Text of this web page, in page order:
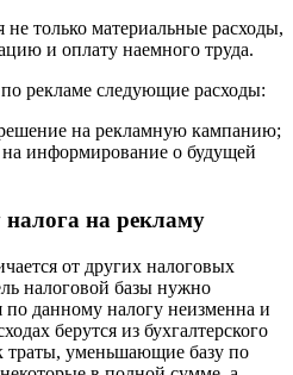
не только материальные расходы,
и оплату наемного труда.
рекламе следующие расходы:
на рекламную кампанию;
на информирование о будущей
на рекламу
от других налоговых
налоговой базы нужно
по данному налогу неизменна и
берутся из бухгалтерского
траты, уменьшающие базу по